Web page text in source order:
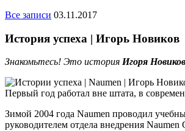
Все записи 03.11.2017
История успеха | Игорь Новиков
Знакомьтесь! Это история Игоря
Первый год работал вне штата, в
Зимой 2004 года Naumen проводил
руководителем отдела внедрения Naumen